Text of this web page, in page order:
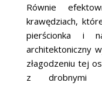
Równie
krawędziach,
pierścionka i
architektoniczny
złagodzeniu tej
z drobnymi